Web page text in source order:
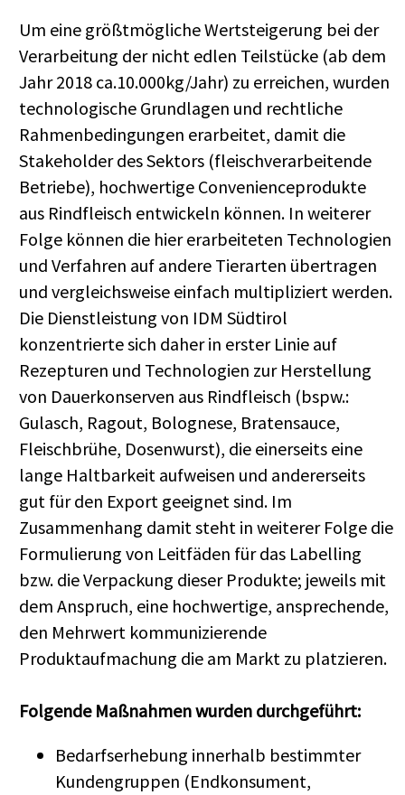
Um eine größtmögliche Wertsteigerung bei der
Verarbeitung der nicht edlen Teilstücke (ab dem
Jahr 2018 ca.10.000kg/Jahr) zu erreichen, wurden
technologische Grundlagen und rechtliche
Rahmenbedingungen erarbeitet, damit die
Stakeholder des Sektors (fleischverarbeitende
Betriebe), hochwertige Convenienceprodukte
aus Rindfleisch entwickeln können. In weiterer
Folge können die hier erarbeiteten Technologien
und Verfahren auf andere Tierarten übertragen
und vergleichsweise einfach multipliziert werden.
Die Dienstleistung von IDM Südtirol
konzentrierte sich daher in erster Linie auf
Rezepturen und Technologien zur Herstellung
von Dauerkonserven aus Rindfleisch (bspw.:
Gulasch, Ragout, Bolognese, Bratensauce,
Fleischbrühe, Dosenwurst), die einerseits eine
lange Haltbarkeit aufweisen und andererseits
gut für den Export geeignet sind. Im
Zusammenhang damit steht in weiterer Folge die
Formulierung von Leitfäden für das Labelling
bzw. die Verpackung dieser Produkte; jeweils mit
dem Anspruch, eine hochwertige, ansprechende,
den Mehrwert kommunizierende
Produktaufmachung die am Markt zu platzieren.
Folgende Maßnahmen wurden durchgeführt:
Bedarfserhebung innerhalb bestimmter
Kundengruppen (Endkonsument,